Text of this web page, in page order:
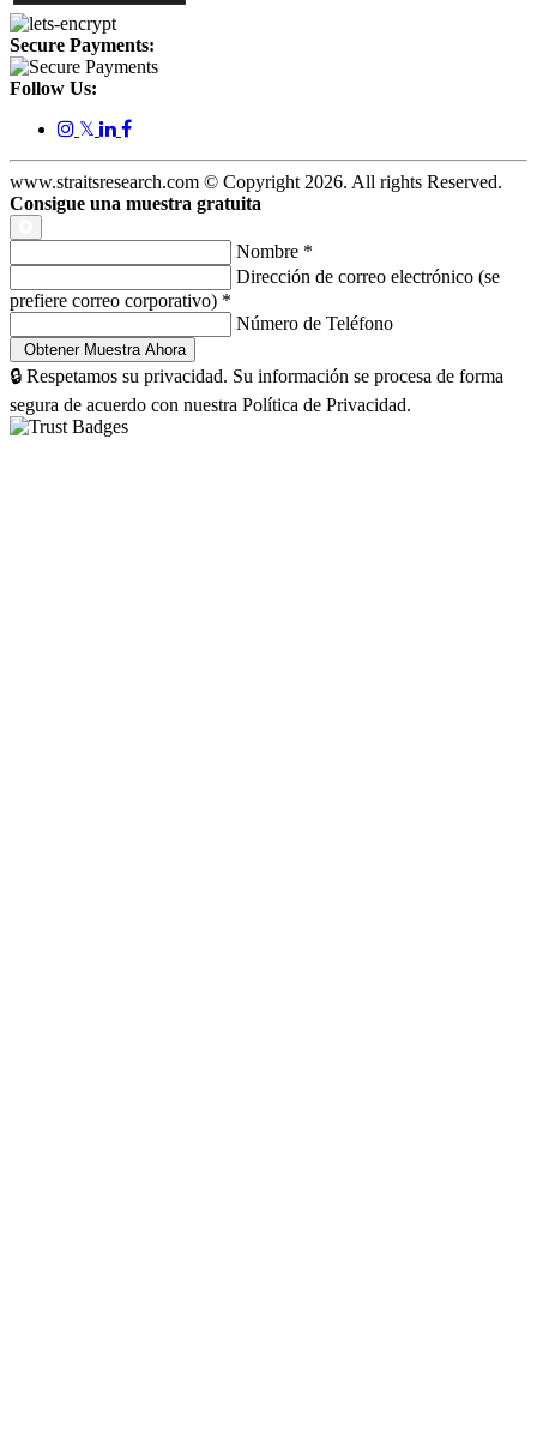
Secure Payments:
Follow Us:
𝕏
www.straitsresearch.com © Copyright 2026. All rights Reserved.
Consigue una muestra gratuita
Nombre *
Dirección de correo electrónico (se
prefiere correo corporativo) *
Número de Teléfono
🔒 Respetamos su privacidad. Su información se procesa de forma
segura de acuerdo con nuestra Política de Privacidad.